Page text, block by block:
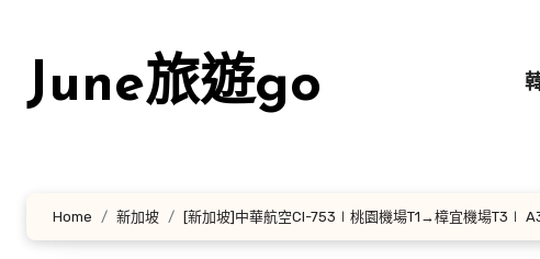
content
June旅遊go
Home 新加坡 [新加坡]中華航空CI-753∣桃園機場T1→樟宜機場T3∣